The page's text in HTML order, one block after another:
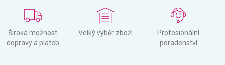
Široká možnost
dopravy a plateb
Velký výběr zboží
Profesionální
poradenství